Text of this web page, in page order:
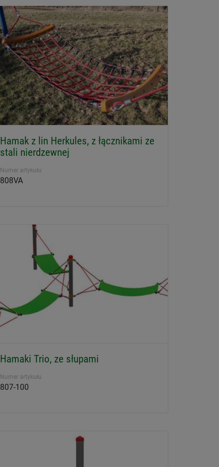
Hamak z lin Herkules, z łącznikami ze
stali nierdzewnej
Numer artykułu
808VA
Hamaki Trio, ze słupami
Numer artykułu
807-100